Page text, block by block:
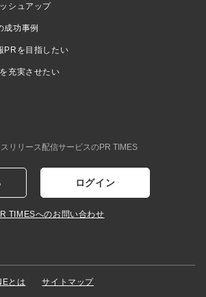
シュアップ
成功事例
PRを目指したい
充実させたい
リリース配信サービスのPR TIMES
ログイン
TIMESへのお問い合わせ
とは サイトマップ